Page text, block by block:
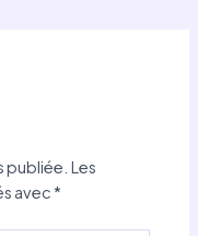
publiée. Les
avec*